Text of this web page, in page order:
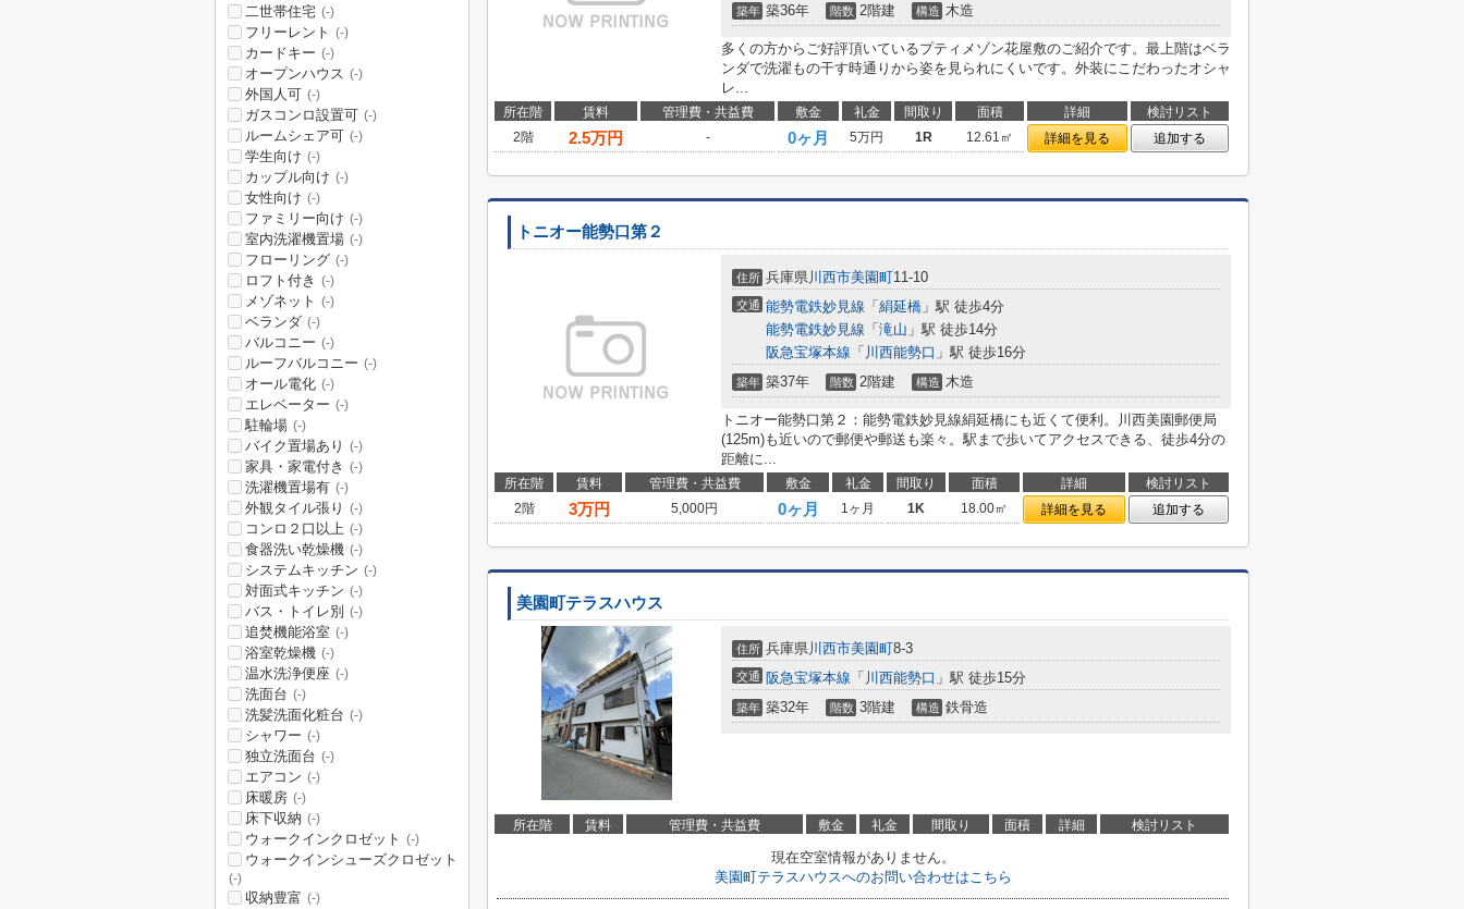
築年 築36年 階数 2階建 構造 木造
多くの方からご好評頂いているプティメゾン花屋敷のご紹介です。最上階はベラ
ンダで洗濯もの干す時通りから姿を見られにくいです。外装にこだわったオシャ
レ...
所在階 賃料 管理費・共益費 敷金 礼金 間取り 面積 詳細
検討リスト
2階
2.5万円 - 0ヶ月 5万円 1R 12.61㎡ 詳細を見る 追加する
トニオー能勢口第２
住所 兵庫県川西市美園町11-10
交通 能勢電鉄妙見線 「 絹延橋 」駅 徒歩4分
能勢電鉄妙見線 「 滝山 」駅 徒歩14分
阪急宝塚本線 「 川西能勢口 」駅 徒歩16分
築年 築37年 階数 2階建 構造 木造
トニオー能勢口第２：能勢電鉄妙見線絹延橋にも近くて便利。川西美園郵便局
(125m)も近いので郵便や郵送も楽々。駅まで歩いてアクセスできる、徒歩4分の
距離に...
所在階 賃料 管理費・共益費 敷金 礼金 間取り 面積 詳細
検討リスト
2階
3万円 5,000円 0ヶ月 1ヶ月 1K 18.00㎡ 詳細を見る 追加する
美園町テラスハウス
住所 兵庫県川西市美園町8-3
交通 阪急宝塚本線 「 川西能勢口 」駅 徒歩15分
築年 築32年 階数 3階建 構造 鉄骨造
所在階 賃料 管理費・共益費 敷金 礼金 間取り 面積 詳細 検討リスト
現在空室情報がありません。
美園町テラスハウスへのお問い合わせはこちら
二世帯住宅 (-)
フリーレント (-)
カードキー (-)
オープンハウス (-)
外国人可 (-)
ガスコンロ設置可 (-)
ルームシェア可 (-)
学生向け (-)
カップル向け (-)
女性向け (-)
ファミリー向け (-)
室内洗濯機置場 (-)
フローリング (-)
ロフト付き (-)
メゾネット (-)
ベランダ (-)
バルコニー (-)
ルーフバルコニー (-)
オール電化 (-)
エレベーター (-)
駐輪場 (-)
バイク置場あり (-)
家具・家電付き (-)
洗濯機置場有 (-)
外観タイル張り (-)
コンロ２口以上 (-)
食器洗い乾燥機 (-)
システムキッチン (-)
対面式キッチン (-)
バス・トイレ別 (-)
追焚機能浴室 (-)
浴室乾燥機 (-)
温水洗浄便座 (-)
洗面台 (-)
洗髪洗面化粧台 (-)
シャワー (-)
独立洗面台 (-)
エアコン (-)
床暖房 (-)
床下収納 (-)
ウォークインクロゼット (-)
ウォークインシューズクロゼット
(-)
収納豊富 (-)